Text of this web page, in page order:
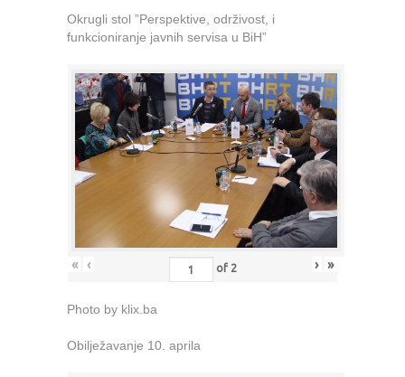
Okrugli stol ”Perspektive, održivost, i
funkcioniranje javnih servisa u BiH”
« ‹ of 2 › »
Photo by klix.ba
Obilježavanje 10. aprila